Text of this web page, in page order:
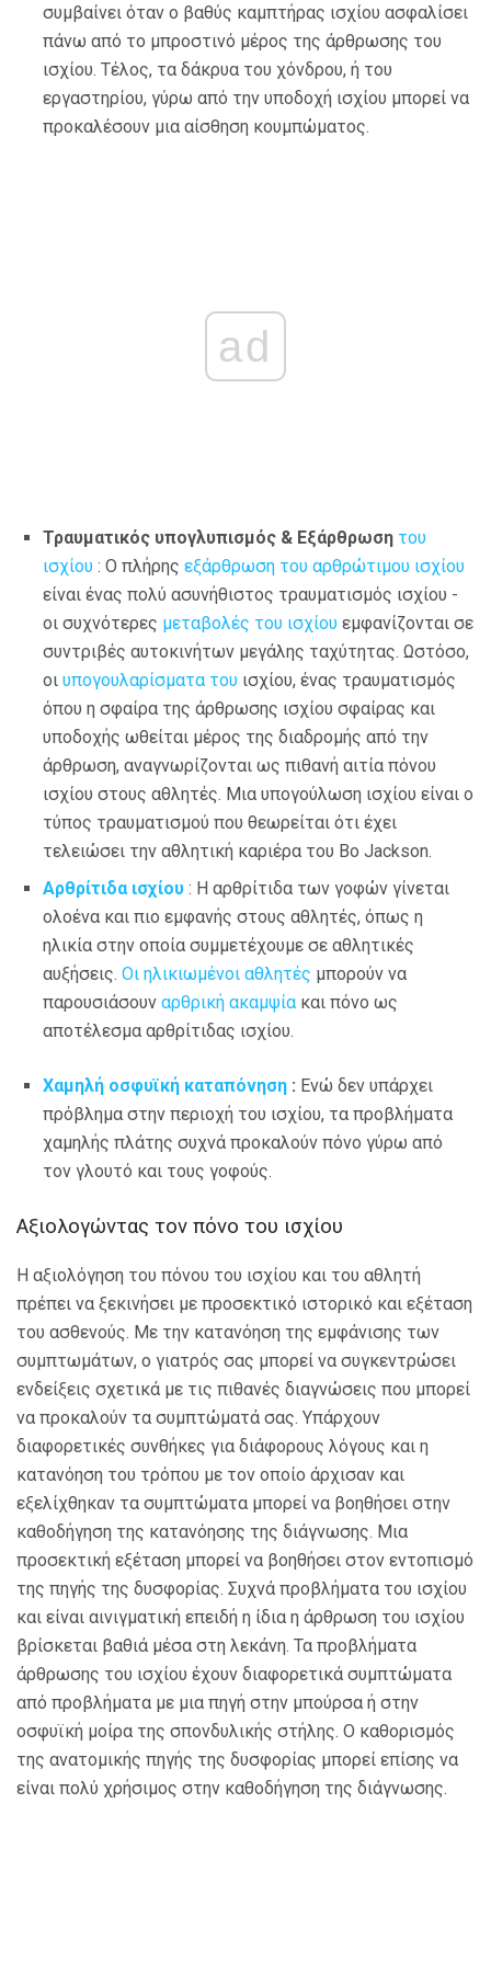
συμβαίνει όταν ο βαθύς καμπτήρας ισχίου ασφαλίσει
πάνω από το μπροστινό μέρος της άρθρωσης του
ισχίου. Τέλος, τα δάκρυα του χόνδρου, ή του
εργαστηρίου, γύρω από την υποδοχή ισχίου μπορεί να
προκαλέσουν μια αίσθηση κουμπώματος.
ad
Τραυματικός υπογλυπισμός & Εξάρθρωση του
ισχίου : Ο πλήρης εξάρθρωση του αρθρώτιμου ισχίου
είναι ένας πολύ ασυνήθιστος τραυματισμός ισχίου -
οι συχνότερες μεταβολές του ισχίου εμφανίζονται σε
συντριβές αυτοκινήτων μεγάλης ταχύτητας. Ωστόσο,
οι υπογουλαρίσματα του ισχίου, ένας τραυματισμός
όπου η σφαίρα της άρθρωσης ισχίου σφαίρας και
υποδοχής ωθείται μέρος της διαδρομής από την
άρθρωση, αναγνωρίζονται ως πιθανή αιτία πόνου
ισχίου στους αθλητές. Μια υπογούλωση ισχίου είναι ο
τύπος τραυματισμού που θεωρείται ότι έχει
τελειώσει την αθλητική καριέρα του Bo Jackson.
Αρθρίτιδα ισχίου : Η αρθρίτιδα των γοφών γίνεται
ολοένα και πιο εμφανής στους αθλητές, όπως η
ηλικία στην οποία συμμετέχουμε σε αθλητικές
αυξήσεις. Οι ηλικιωμένοι αθλητές μπορούν να
παρουσιάσουν αρθρική ακαμψία και πόνο ως
αποτέλεσμα αρθρίτιδας ισχίου.
Χαμηλή οσφυϊκή καταπόνηση : Ενώ δεν υπάρχει
πρόβλημα στην περιοχή του ισχίου, τα προβλήματα
χαμηλής πλάτης συχνά προκαλούν πόνο γύρω από
τον γλουτό και τους γοφούς.
Αξιολογώντας τον πόνο του ισχίου
Η αξιολόγηση του πόνου του ισχίου και του αθλητή
πρέπει να ξεκινήσει με προσεκτικό ιστορικό και εξέταση
του ασθενούς. Με την κατανόηση της εμφάνισης των
συμπτωμάτων, ο γιατρός σας μπορεί να συγκεντρώσει
ενδείξεις σχετικά με τις πιθανές διαγνώσεις που μπορεί
να προκαλούν τα συμπτώματά σας. Υπάρχουν
διαφορετικές συνθήκες για διάφορους λόγους και η
κατανόηση του τρόπου με τον οποίο άρχισαν και
εξελίχθηκαν τα συμπτώματα μπορεί να βοηθήσει στην
καθοδήγηση της κατανόησης της διάγνωσης. Μια
προσεκτική εξέταση μπορεί να βοηθήσει στον εντοπισμό
της πηγής της δυσφορίας. Συχνά προβλήματα του ισχίου
και είναι αινιγματική επειδή η ίδια η άρθρωση του ισχίου
βρίσκεται βαθιά μέσα στη λεκάνη. Τα προβλήματα
άρθρωσης του ισχίου έχουν διαφορετικά συμπτώματα
από προβλήματα με μια πηγή στην μπούρσα ή στην
οσφυϊκή μοίρα της σπονδυλικής στήλης. Ο καθορισμός
της ανατομικής πηγής της δυσφορίας μπορεί επίσης να
είναι πολύ χρήσιμος στην καθοδήγηση της διάγνωσης.